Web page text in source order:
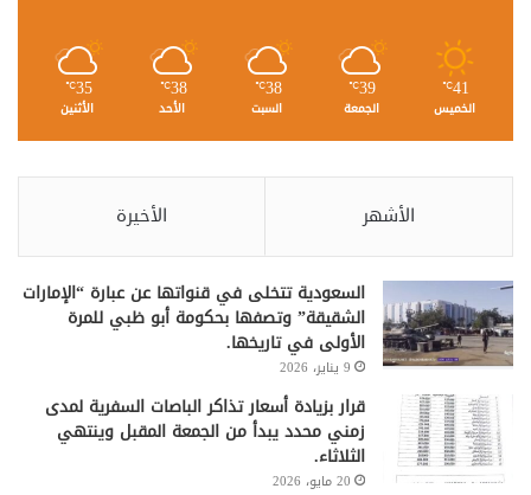
41
℃
الخميس
39
℃
الجمعة
38
℃
السبت
38
℃
الأحد
35
℃
الأثنين
الأشهر الأخيرة
السعودية تتخلى في قنواتها عن عبارة “الإمارات
الشقيقة” وتصفها بحكومة أبو ظبي للمرة
الأولى في تاريخها.
9 يناير، 2026
قرار بزيادة أسعار تذاكر الباصات السفرية لمدى
زمني محدد يبدأ من الجمعة المقبل وينتهي
الثلاثاء.
20 مايو، 2026